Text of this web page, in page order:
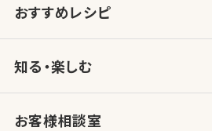
おすすめレシピ
知る・楽しむ
お客様相談室